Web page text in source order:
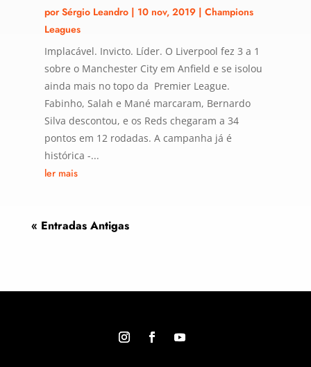
porSérgio Leandro| 10 nov, 2019| Champions
Leagues
Implacável. Invicto. Líder. O Liverpool fez 3 a 1
sobre o Manchester City em Anfield e se isolou
ainda mais no topo da Premier League.
Fabinho, Salah e Mané marcaram, Bernardo
Silva descontou, e os Reds chegaram a 34
pontos em 12 rodadas. A campanha já é
histórica -...
ler mais
« Entradas Antigas